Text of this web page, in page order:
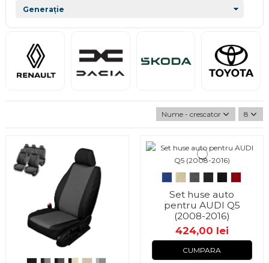
Nume - crescator 8
Set huse auto
pentru AUDI Q5
(2008-2016)
424,00 lei
CUMPARA